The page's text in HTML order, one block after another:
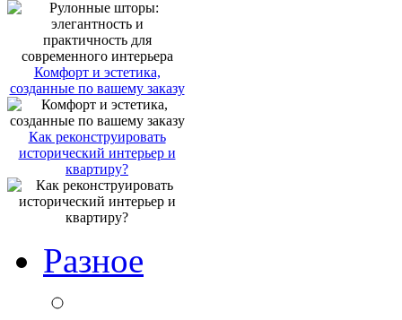
Комфорт и эстетика,
созданные по вашему заказу
Как реконструировать
исторический интерьер и
квартиру?
Разное